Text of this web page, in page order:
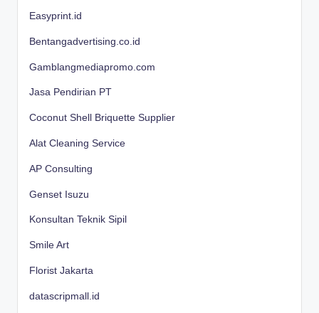
Easyprint.id
Bentangadvertising.co.id
Gamblangmediapromo.com
Jasa Pendirian PT
Coconut Shell Briquette Supplier
Alat Cleaning Service
AP Consulting
Genset Isuzu
Konsultan Teknik Sipil
Smile Art
Florist Jakarta
datascripmall.id